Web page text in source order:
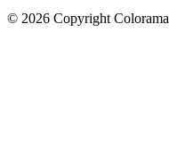
© 2026 Copyright Colorama